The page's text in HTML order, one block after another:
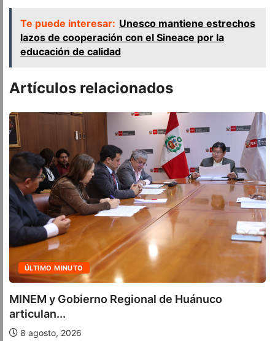
Te puede interesar: Unesco mantiene estrechos
lazos de cooperación con el Sineace por la
educación de calidad
Artículos relacionados
ACTUALIDAD
Cuatro iniciativas del OSIPTEL alcanzaron la
calificación...
7 agosto, 2026